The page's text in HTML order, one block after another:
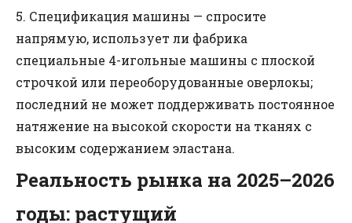
5. Спецификация машины — спросите
напрямую, использует ли фабрика
специальные 4-игольные машины с плоской
строчкой или переоборудованные оверлокы;
последний не может поддерживать постоянное
натяжение на высокой скорости на тканях с
высоким содержанием эластана.
Реальность рынка на 2025–2026
годы: растущий